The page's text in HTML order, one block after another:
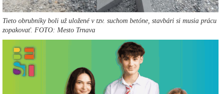
Tieto obrubníky boli už uložené v tzv. suchom betóne, stavbári si musia prácu
zopakovať. FOTO: Mesto Trnava